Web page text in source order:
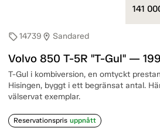
sell14739 location_on Sandared
Volvo 850 T-5R "T-Gul" —
T-Gul i kombiversion, en omtyckt
Hisingen, byggt i ett begränsat antal.
välservat exemplar.
Reservationspris uppnått
141